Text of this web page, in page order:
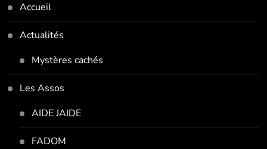
Accueil
Actualités
Mystères cachés
Les Assos
AIDE JAIDE
FADOM